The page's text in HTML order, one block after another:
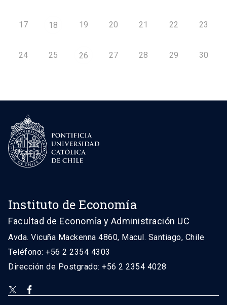
17 18 19 20 21 22 23
24 25 26 27 28 29 30
Instituto de Economía
Facultad de Economía y Administración UC
Avda. Vicuña Mackenna 4860, Macul. Santiago, Chile
Teléfono: +56 2 2354 4303
Dirección de Postgrado: +56 2 2354 4028